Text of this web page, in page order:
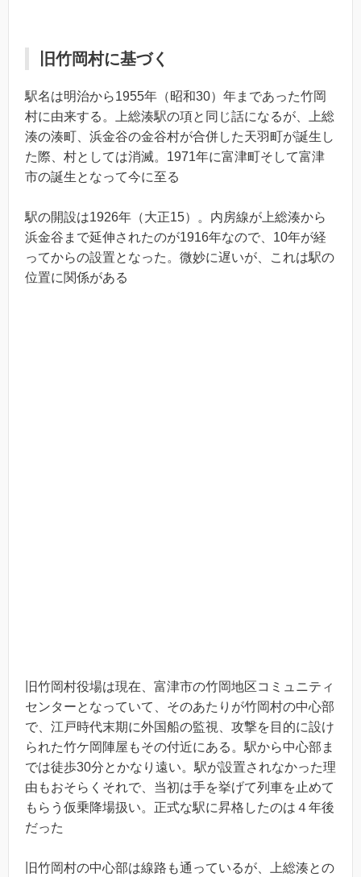
旧竹岡村に基づく
駅名は明治から1955年（昭和30）年まであった竹岡
村に由来する。上総湊駅の項と同じ話になるが、上総
湊の湊町、浜金谷の金谷村が合併した天羽町が誕生し
た際、村としては消滅。1971年に富津町そして富津
市の誕生となって今に至る
駅の開設は1926年（大正15）。内房線が上総湊から
浜金谷まで延伸されたのが1916年なので、10年が経
ってからの設置となった。微妙に遅いが、これは駅の
位置に関係がある
旧竹岡村役場は現在、富津市の竹岡地区コミュニティ
センターとなっていて、そのあたりが竹岡村の中心部
で、江戸時代末期に外国船の監視、攻撃を目的に設け
られた竹ケ岡陣屋もその付近にある。駅から中心部ま
では徒歩30分とかなり遠い。駅が設置されなかった理
由もおそらくそれで、当初は手を挙げて列車を止めて
もらう仮乗降場扱い。正式な駅に昇格したのは４年後
だった
旧竹岡村の中心部は線路も通っているが、上総湊との